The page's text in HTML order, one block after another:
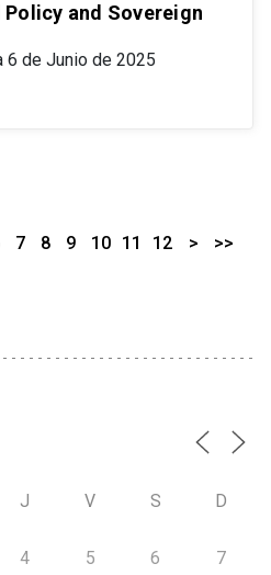
and Sovereign
6 de Junio de 2025
7 8 9 10 11 12 > >>
J V S D
4 5 6 7